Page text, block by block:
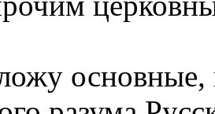
основные,